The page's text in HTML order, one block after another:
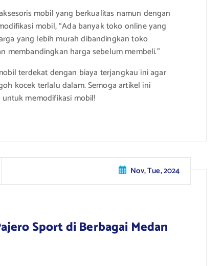
mobil yang berkualitas namun dengan
mobil, “Ada banyak toko online yang
yang lebih murah dibandingkan toko
membandingkan harga sebelum membeli.”
terdekat dengan biaya terjangkau ini agar
kocek terlalu dalam. Semoga artikel ini
memodifikasi mobil!
Nov, Tue, 2024
Sport di Berbagai Medan